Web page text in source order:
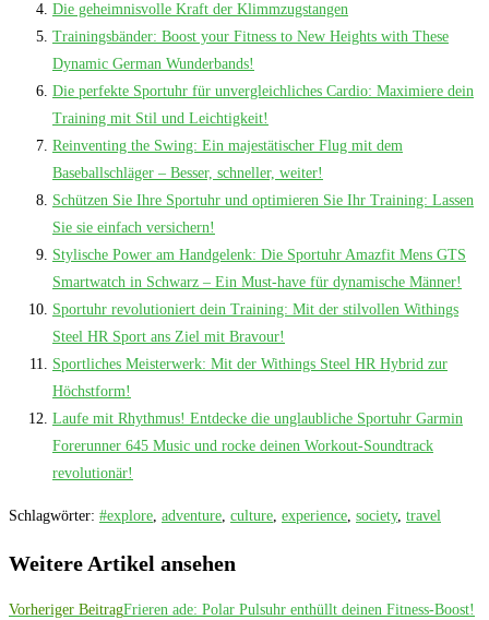
Die geheimnisvolle Kraft der Klimmzugstangen
Trainingsbänder: Boost your Fitness to New Heights with These
Dynamic German Wunderbands!
Die perfekte Sportuhr für unvergleichliches Cardio: Maximiere dein
Training mit Stil und Leichtigkeit!
Reinventing the Swing: Ein majestätischer Flug mit dem
Baseballschläger – Besser, schneller, weiter!
Schützen Sie Ihre Sportuhr und optimieren Sie Ihr Training: Lassen
Sie sie einfach versichern!
Stylische Power am Handgelenk: Die Sportuhr Amazfit Mens GTS
Smartwatch in Schwarz – Ein Must-have für dynamische Männer!
Sportuhr revolutioniert dein Training: Mit der stilvollen Withings
Steel HR Sport ans Ziel mit Bravour!
Sportliches Meisterwerk: Mit der Withings Steel HR Hybrid zur
Höchstform!
Laufe mit Rhythmus! Entdecke die unglaubliche Sportuhr Garmin
Forerunner 645 Music und rocke deinen Workout-Soundtrack
revolutionär!
Schlagwörter: #explore, adventure, culture, experience, society, travel
Weitere Artikel ansehen
Vorheriger BeitragFrieren ade: Polar Pulsuhr enthüllt deinen Fitness-Boost!